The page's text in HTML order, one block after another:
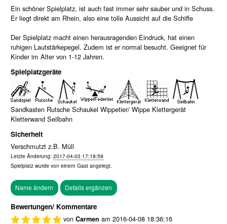
Ein schöner Spielplatz, ist auch fast immer sehr sauber und in Schuss.
Er liegt direkt am Rhein, also eine tolle Aussicht auf die Schiffe
Der Spielplatz macht einen herausragenden Eindruck, hat einen
ruhigen Lautstärkepegel. Zudem ist er normal besucht. Geeignet für
Kinder im Alter von 1-12 Jahren.
Spielplatzgeräte
Sandkasten Rutsche Schaukel Wippetier/ Wippe Klettergerät
Kletterwand Seilbahn
Sicherheit
Verschmutzt z.B. Müll
Letzte Änderung: 2017-04-03 17:18:59
Spielplatz wurde von einem Gast angelegt.
Bewertungen/ Kommentare
von Carmen am 2016-04-08 18:36:16